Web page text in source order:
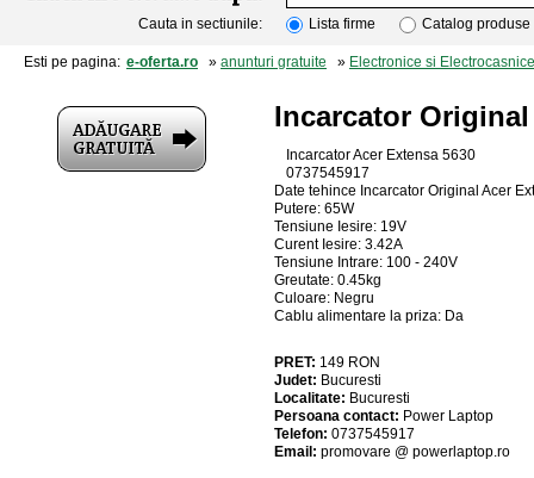
Cauta in sectiunile: Lista firme Catalog produse
Esti pe pagina: e-oferta.ro » anunturi gratuite » Electronice si Electrocasnice
Incarcator Original
Incarcator Acer Extensa 5630
0737545917
Date tehince Incarcator Original Acer
Putere: 65W
Tensiune Iesire: 19V
Curent Iesire: 3.42A
Tensiune Intrare: 100 - 240V
Greutate: 0.45kg
Culoare: Negru
Cablu alimentare la priza: Da
PRET: 149 RON
Judet: Bucuresti
Localitate: Bucuresti
Persoana contact: Power Laptop
Telefon: 0737545917
Email: promovare @ powerlaptop.ro